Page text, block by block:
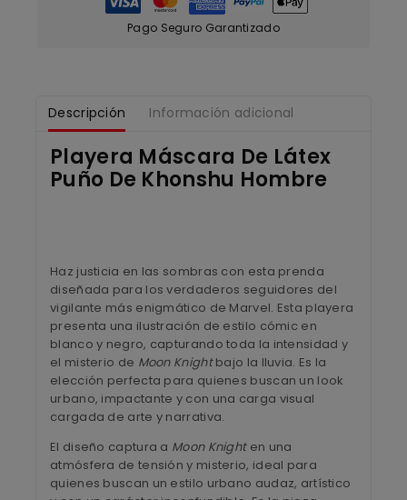
Pago Seguro Garantizado
Descripción Información adicional
Playera Máscara De Látex
Puño De Khonshu Hombre
Haz justicia en las sombras con esta prenda
diseñada para los verdaderos seguidores del
vigilante más enigmático de Marvel. Esta playera
presenta una ilustración de estilo cómic en
blanco y negro, capturando toda la intensidad y
el misterio de Moon Knightbajo la lluvia. Es la
elección perfecta para quienes buscan un look
urbano, impactante y con una carga visual
cargada de arte y narrativa.
El diseño captura a Moon Knighten una
atmósfera de tensión y misterio, ideal para
quienes buscan un estilo urbano audaz, artístico